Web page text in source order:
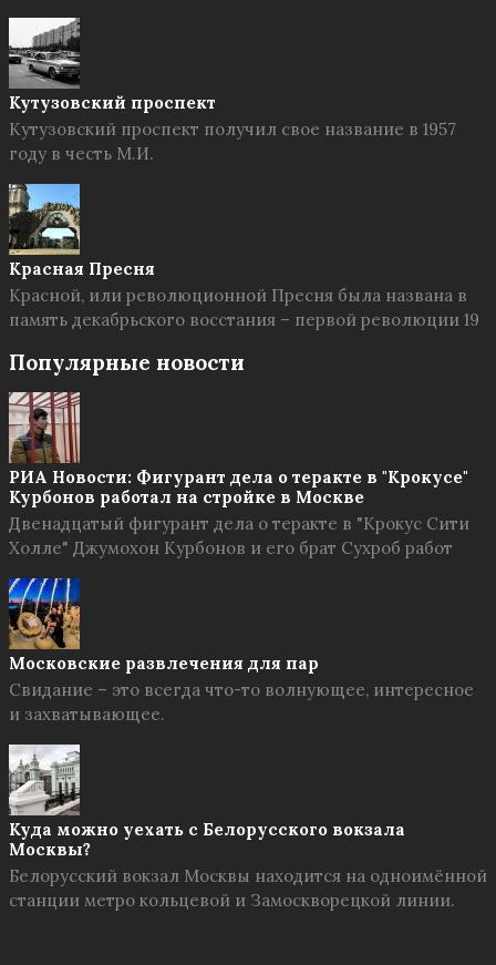
Кутузовский проспект
Кутузовский проспект получил свое название в 1957
году в честь М.И.
Красная Пресня
Красной, или революционной Пресня была названа в
память декабрьского восстания – первой революции 19
Популярные новости
РИА Новости: Фигурант дела о теракте в "Крокусе"
Курбонов работал на стройке в Москве
Двенадцатый фигурант дела о теракте в "Крокус Сити
Холле" Джумохон Курбонов и его брат Сухроб работ
Московские развлечения для пар
Свидание – это всегда что-то волнующее, интересное
и захватывающее.
Куда можно уехать с Белорусского вокзала
Москвы?
Белорусский вокзал Москвы находится на одноимённой
станции метро кольцевой и Замоскворецкой линии.